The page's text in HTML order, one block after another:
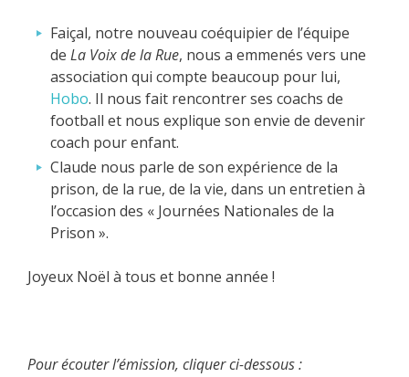
Faiçal, notre nouveau coéquipier de l’équipe
de La Voix de la Rue, nous a emmenés vers une
association qui compte beaucoup pour lui,
Hobo. Il nous fait rencontrer ses coachs de
football et nous explique son envie de devenir
coach pour enfant.
Claude nous parle de son expérience de la
prison, de la rue, de la vie, dans un entretien à
l’occasion des « Journées Nationales de la
Prison ».
Joyeux Noël à tous et bonne année !
Pour écouter l’émission, cliquer ci-dessous :